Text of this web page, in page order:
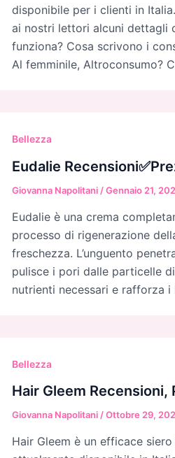
disponibile per i clienti in
ai nostri lettori alcuni dettagli
funziona? Cosa scrivono i
Al femminile, Altroconsumo?
Bellezza
Eudalie
Giovanna Napolitani /Gennaio 21,
Eudalie è una crema
processo di rigenerazione
freschezza. L’unguento
pulisce i pori dalle particelle
nutrienti necessari e rafforza
Bellezza
Hair Gleem
Giovanna Napolitani/Ottobre 29,
Hair Gleem è un efficace